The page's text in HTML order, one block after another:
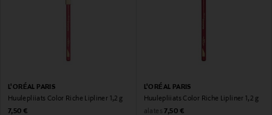
L'ORÉAL PARIS
Huulepliiats Color Riche Lipliner 1,2 g
Original Price
7,50 €
L'ORÉAL PARIS
Huulepliiats Color Riche Lipliner 1,2 g
alates Original Price
7,50 €